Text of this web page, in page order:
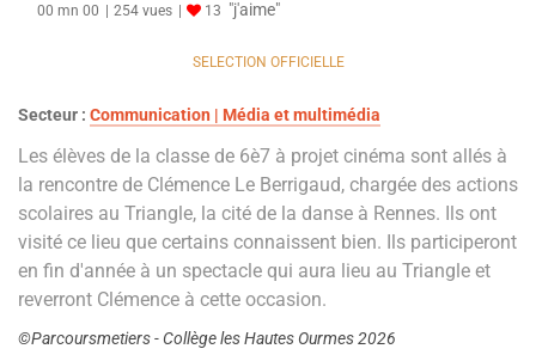
00 mn 00 254 vues 13 "j'aime"
SELECTION OFFICIELLE
Secteur : Communication | Média et multimédia
Les élèves de la classe de 6è7 à projet cinéma sont allés à
la rencontre de Clémence Le Berrigaud, chargée des actions
scolaires au Triangle, la cité de la danse à Rennes. Ils ont
visité ce lieu que certains connaissent bien. Ils participeront
en fin d'année à un spectacle qui aura lieu au Triangle et
reverront Clémence à cette occasion.
©Parcoursmetiers - Collège les Hautes Ourmes 2026